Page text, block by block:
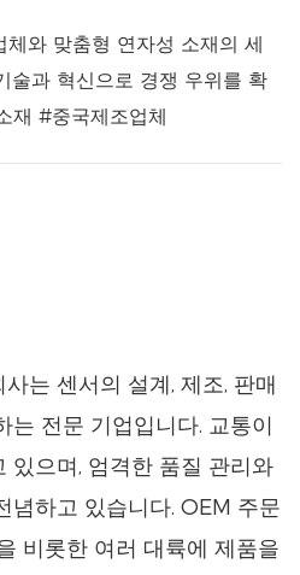
와 맞춤형 연자성 소재의 세
술과 혁신으로 경쟁 우위를 확
재 #중국제조업체
는 센서의 설계, 제조, 판매
는 전문 기업입니다. 교통이
있으며, 엄격한 품질 관리와
념하고 있습니다. OEM 주문
비롯한 여러 대륙에 제품을